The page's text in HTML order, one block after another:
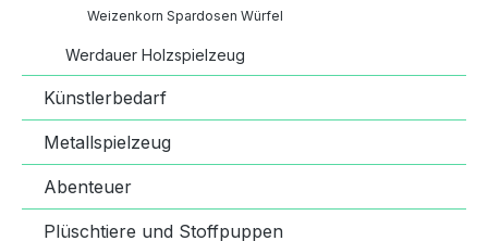
Weizenkorn Spardosen Würfel
Werdauer Holzspielzeug
Künstlerbedarf
Metallspielzeug
Abenteuer
Plüschtiere und Stoffpuppen